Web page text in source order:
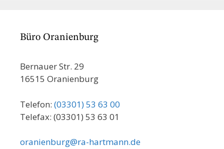
Büro Oranienburg
Bernauer Str. 29
16515 Oranienburg
Telefon: (03301) 53 63 00
Telefax: (03301) 53 63 01
oranienburg@ra-hartmann.de